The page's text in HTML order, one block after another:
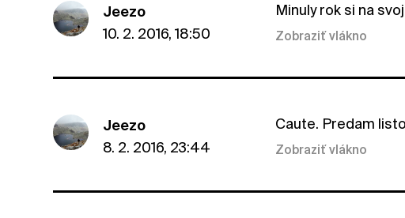
Jeezo
10. 2. 2016, 18:50
Minuly rok si na
Zobraziť vlákno
Jeezo
8. 2. 2016, 23:44
Caute. Predam
Zobraziť vlákno